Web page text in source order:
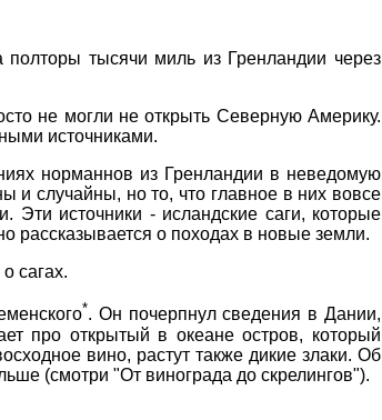
тысячи миль из Гренландии через
не могли не открыть Северную Америку.
источниками.
норманнов из Гренландии в неведомую
и случайны, но то, что главное в них вовсе
источники - исландские саги, которые
рассказывается о походах в новые земли.
сагах.
*. Он почерпнул сведения в Дании,
про открытый в океане остров, который
вино, растут также дикие злаки. Об
(смотри "От винограда до скрелингов").